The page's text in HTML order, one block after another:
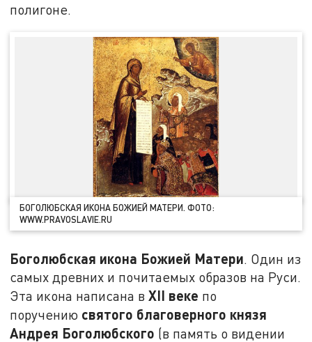
полигоне.
БОГОЛЮБСКАЯ ИКОНА БОЖИЕЙ МАТЕРИ. ФОТО:
WWW.PRAVOSLAVIE.RU
Боголюбская икона Божией Матери. Один из
самых древних и почитаемых образов на Руси.
Эта икона написана вXII веке по
поручению святого благоверного князя
Андрея Боголюбского (в память о видении